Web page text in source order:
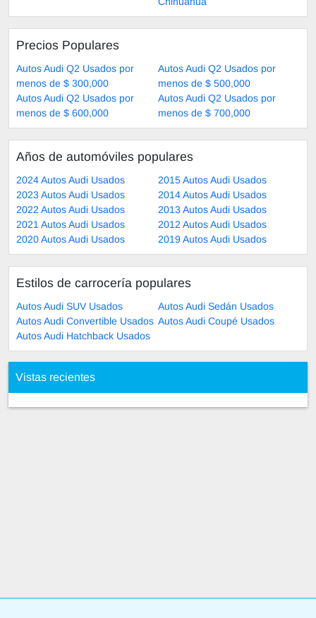
Precios Populares
Autos Audi Q2 Usados por
menos de $ 300,000
Autos Audi Q2 Usados por
menos de $ 500,000
Autos Audi Q2 Usados por
menos de $ 600,000
Autos Audi Q2 Usados por
menos de $ 700,000
Años de automóviles populares
2024 Autos Audi Usados
2015 Autos Audi Usados
2023 Autos Audi Usados
2014 Autos Audi Usados
2022 Autos Audi Usados
2013 Autos Audi Usados
2021 Autos Audi Usados
2012 Autos Audi Usados
2020 Autos Audi Usados
2019 Autos Audi Usados
Estilos de carrocería populares
Autos Audi SUV Usados
Autos Audi Sedán Usados
Autos Audi Convertible Usados Autos Audi Coupé Usados
Autos Audi Hatchback Usados
Vistas recientes